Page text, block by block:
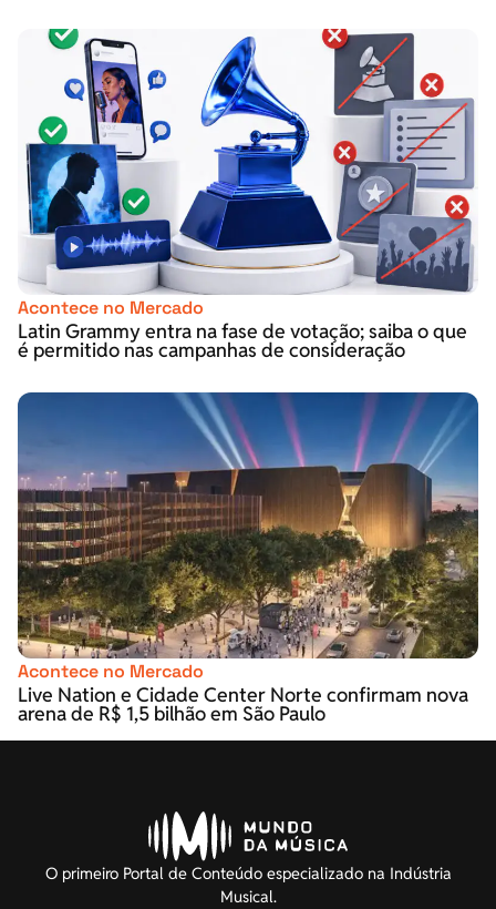
Acontece no Mercado
Latin Grammy entra na fase de votação; saiba o que
é permitido nas campanhas de consideração
Acontece no Mercado
Live Nation e Cidade Center Norte confirmam nova
arena de R$ 1,5 bilhão em São Paulo
O primeiro Portal de Conteúdo especializado na Indústria
Musical.